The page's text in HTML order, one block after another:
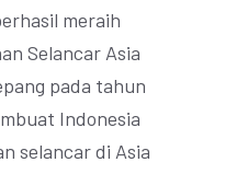
meraih
Selancar Asia
pada tahun
Indonesia
selancar di Asia